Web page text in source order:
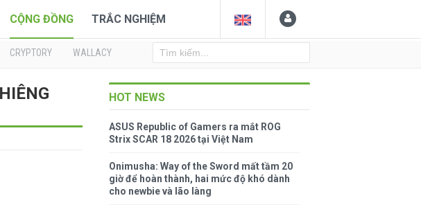
CỘNG ĐỒNG TRẮC NGHIỆM
CRYPTORY WALLACY
HOT NEWS
ASUS Republic of Gamers ra mắt ROG
Strix SCAR 18 2026 tại Việt Nam
Onimusha: Way of the Sword mất tầm 20
giờ để hoàn thành, hai mức độ khó dành
cho newbie và lão làng